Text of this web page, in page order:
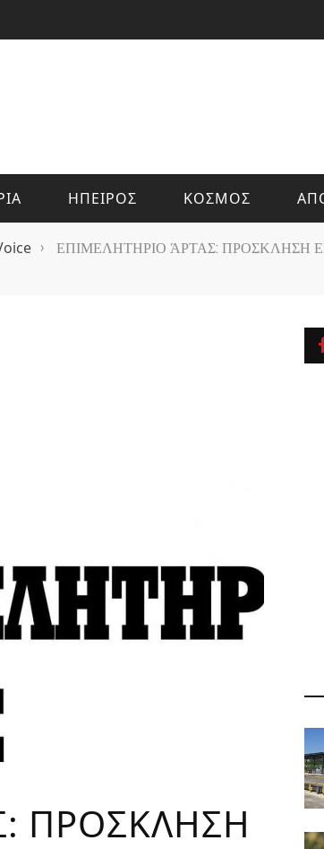
ΗΠΕΙΡΟΣ ΚΟΣΜΟΣ
›
ΕΠΙΜΕΛΗΤΗΡΙΟ ΆΡΤΑΣ: ΠΡΟΣΚΛΗΣΗ
ΠΡΟΣΚΛΗΣΗ